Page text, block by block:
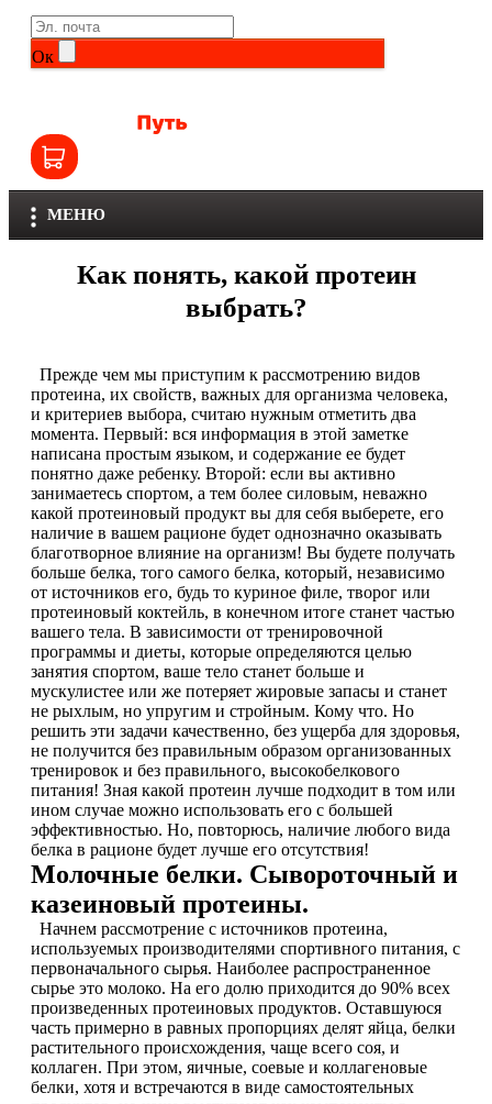
Ок
МЕНЮ
Общие комплексы
Витамины группы B
Витамины для детей
Железо
Селен
Здоровье и красота
НАЗАД
Мужское здоровье
НАЗАД
Бустеры тестостерона
ЗМА
Антиоксиданты
Борьба со стрессом
НАЗАД
5-HTP
Адаптогены и Ноотропы
Магний + В6
Волосы и кожа
Life Extension
NOW
Olimp
Optimum Nutrition
SNT
Sportinia
Trace Minerals
USN
Vitauct
WTF LABZ
Свой Путь
Как понять, какой протеин
выбрать?
Прежде чем мы приступим к рассмотрению видов
протеина, их свойств, важных для организма человека,
и критериев выбора, считаю нужным отметить два
момента. Первый: вся информация в этой заметке
написана простым языком, и содержание ее будет
понятно даже ребенку. Второй: если вы активно
занимаетесь спортом, а тем более силовым, неважно
какой протеиновый продукт вы для себя выберете, его
наличие в вашем рационе будет однозначно оказывать
благотворное влияние на организм! Вы будете получать
больше белка, того самого белка, который, независимо
от источников его, будь то куриное филе, творог или
протеиновый коктейль, в конечном итоге станет частью
вашего тела. В зависимости от тренировочной
программы и диеты, которые определяются целью
занятия спортом, ваше тело станет больше и
мускулистее или же потеряет жировые запасы и станет
не рыхлым, но упругим и стройным. Кому что. Но
решить эти задачи качественно, без ущерба для здоровья,
не получится без правильным образом организованных
тренировок и без правильного, высокобелкового
питания! Зная какой протеин лучше подходит в том или
ином случае можно использовать его с большей
эффективностью. Но, повторюсь, наличие любого вида
белка в рационе будет лучше его отсутствия!
Молочные белки. Сывороточный и
казеиновый протеины.
Начнем рассмотрение с источников протеина,
используемых производителями спортивного питания, с
первоначального сырья. Наиболее распространенное
сырье это молоко. На его долю приходится до 90% всех
произведенных протеиновых продуктов. Оставшуюся
часть примерно в равных пропорциях делят яйца, белки
растительного происхождения, чаще всего соя, и
коллаген. При этом, яичные, соевые и коллагеновые
белки, хотя и встречаются в виде самостоятельных